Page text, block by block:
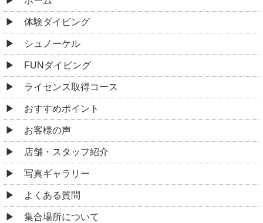
体験ダイビング
シュノーケル
FUNダイビング
ライセンス取得コース
おすすめポイント
お客様の声
店舗・スタッフ紹介
写真ギャラリー
よくある質問
集合場所について